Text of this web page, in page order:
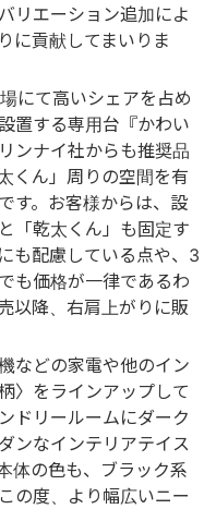
リエーション追加によ
に貢献してまいりま
にて高いシェアを占め
置する専用台『かわい
ンナイ社からも推奨品
くん」周りの空間を有
す。お客様からは、設
「乾太くん」も固定す
も配慮している点や、3
も価格が一律であるわ
以降、右肩上がりに販
などの家電や他のイン
〉をラインアップして
ドリールームにダーク
ンなインテリアテイス
体の色も、ブラック系
の度、より幅広いニー